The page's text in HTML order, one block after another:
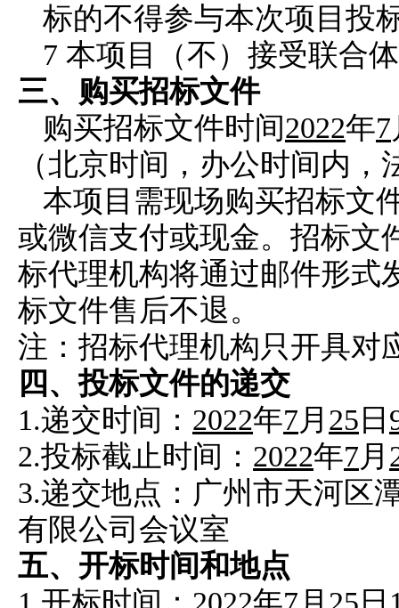
标的不得参与本次项目投
7 本项目（不）接受联合体
三、购买招标文件
购买招标文件时间2022年7
（北京时间， 办公时间内，
本项目需现场购买招标文
或微信支付或现金。招标文
标代理机构将通过邮件形式
标文件售后不退。
注：招标代理机构只开具对
四、投标文件的递交
1.递交时间： 2022年7月 25 日
2.投标截止时间： 2022年7月
3.递交地点：广州市天河区
有限公司会议室
五、开标时间和地点